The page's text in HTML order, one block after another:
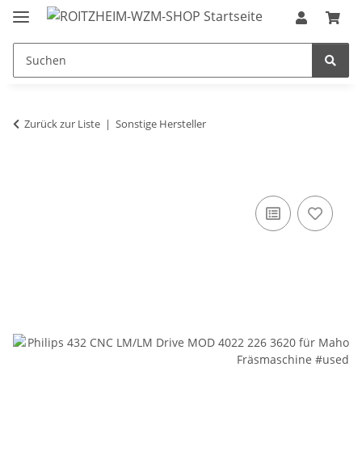
Zurück zur Liste Sonstige Hersteller